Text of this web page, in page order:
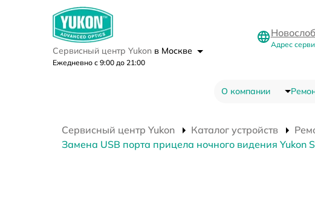
Сервисный центр Yukon в Москве
Ежедневно с 9:00 до 21:00
Адрес
О компании
Сервисный центр Yukon Каталог устройств
Замена USB порта прицела ночного видения Yukon